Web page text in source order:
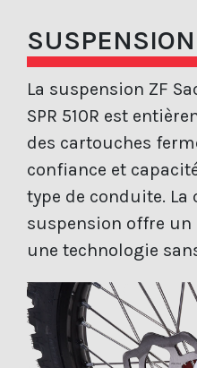
La suspension ZF
SPR 510R est
des cartouches
confiance et
type de conduite.
suspension offre
une technologie